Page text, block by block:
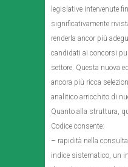
legislative intervenute
significativamente
renderla ancor più
candidati ai concorsi
settore. Questa nuova
ancora più ricca
analitico arricchito di
Quanto alla struttura,
Codice consente:
– rapidità nella
indice sistematico, un